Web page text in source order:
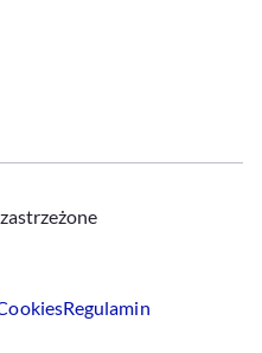
Regulamin